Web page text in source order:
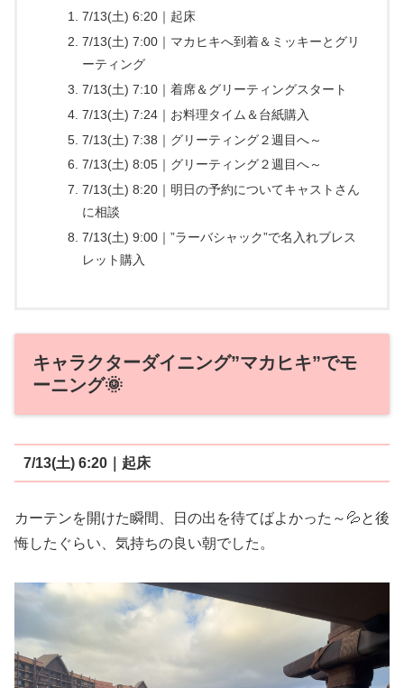
7/13(土) 6:20｜起床
7/13(土) 7:00｜マカヒキへ到着＆ミッキーとグリ
ーティング
7/13(土) 7:10｜着席＆グリーティングスタート
7/13(土) 7:24｜お料理タイム＆台紙購入
7/13(土) 7:38｜グリーティング２週目へ～
7/13(土) 8:05｜グリーティング２週目へ～
7/13(土) 8:20｜明日の予約についてキャストさん
に相談
7/13(土) 9:00｜”ラーバシャック”で名入れブレス
レット購入
キャラクターダイニング”マカヒキ”でモ
ーニング🌞
7/13(土) 6:20｜起床
カーテンを開けた瞬間、日の出を待てばよかった～💦と後
悔したぐらい、気持ちの良い朝でした。